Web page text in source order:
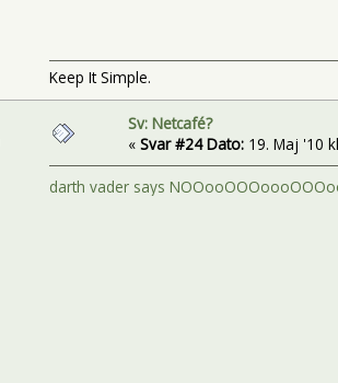
Keep It Simple.
Sv: Netcafé?
« Svar #24 Dato:19. Maj '10
darth vader says